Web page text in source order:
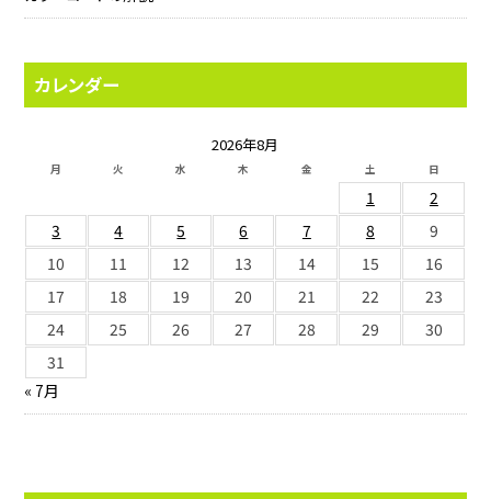
カレンダー
2026年8月
月 火 水 木 金 土 日
1
2
3
4 5 6 7 8
9
10
11 12 13 14 15
16
17
18 19 20 21 22
23
24
25 26 27 28 29
30
31
« 7月